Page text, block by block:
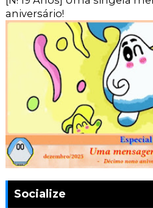
aniversário!
Socialize